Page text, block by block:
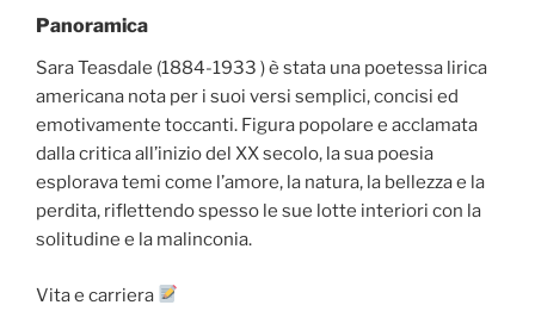
Panoramica
Sara Teasdale (1884-1933 ) è stata una poetessa lirica
americana nota per i suoi versi semplici, concisi ed
emotivamente toccanti. Figura popolare e acclamata
dalla critica all’inizio del XX secolo, la sua poesia
esplorava temi come l’amore, la natura, la bellezza e la
perdita, riflettendo spesso le sue lotte interiori con la
solitudine e la malinconia.
Vita e carriera